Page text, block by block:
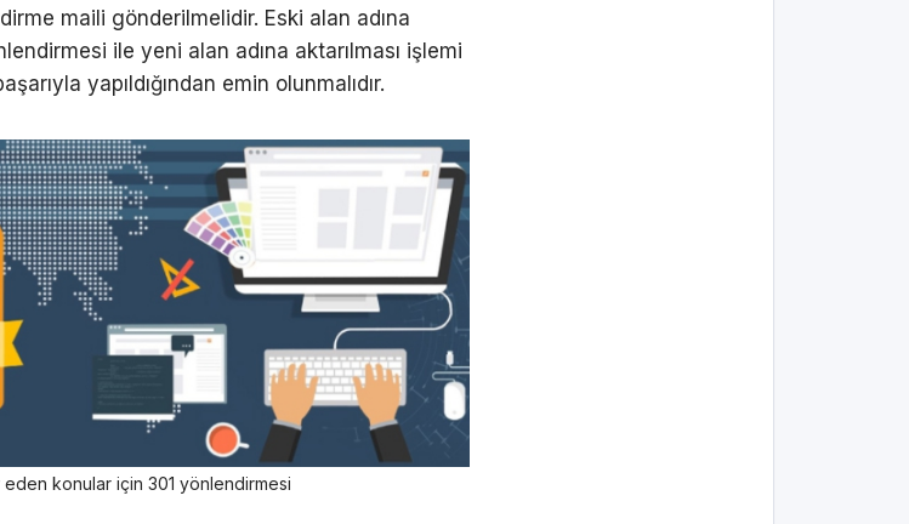
maili gönderilmelidir. Eski alan adına
ile yeni alan adına aktarılması işlemi
yapıldığından emin olunmalıdır.
konular için 301 yönlendirmesi